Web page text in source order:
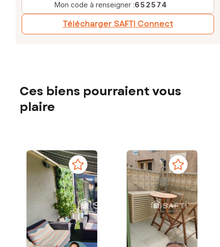
Mon code à renseigner :652574
Télécharger SAFTI Connect
Ces biens pourraient vous
plaire